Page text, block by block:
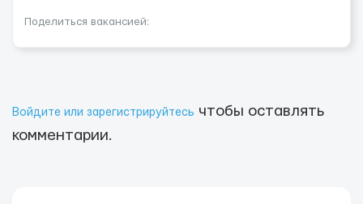
Поделиться вакансией:
Войдите или зарегистрируйтесь чтобы оставлять
комментарии.